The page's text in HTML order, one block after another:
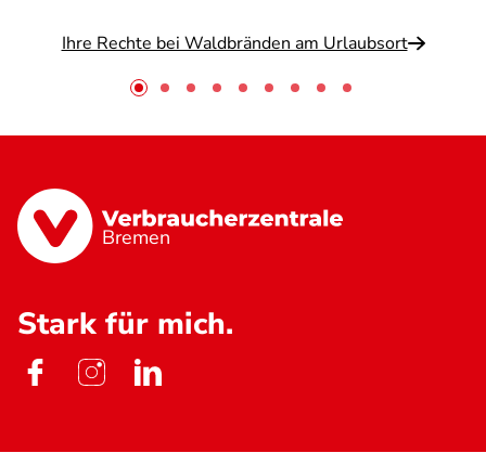
Ihre Rechte bei Waldbränden am Urlaubsort
Bremen
Stark für mich.